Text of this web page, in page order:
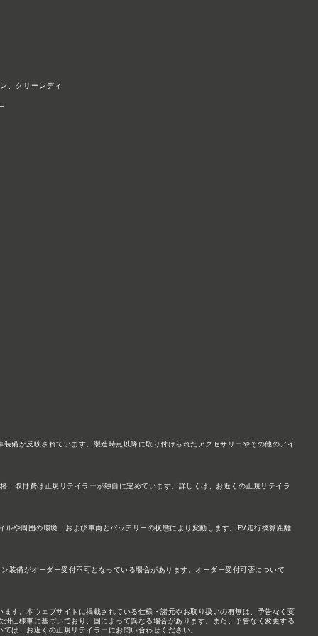
、クリーンディ
備が反映されています。製造時点以降に取り付けられたアクセサリーやその他のアイ
取付費は正規リテイラーが独自に定めています。詳しくは、お近くの正規リテイラ
や周囲の環境、および車両とバッテリーの状態により変動します。EV走行換算距離
備がオーダー受付不可となっている場合があります。オーダー受付可否について
す。本ウェブサイトに掲載されている仕様・諸元やお取り扱いの有無は、予告なく変
仕様車に基づいており、国によって異なる場合があります。また、予告なく変更する
は、お近くの正規リテイラーにお問い合わせください。